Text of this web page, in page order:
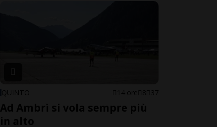
QUINTO 14 ore 8 37
Ad Ambrì si vola sempre più
in alto